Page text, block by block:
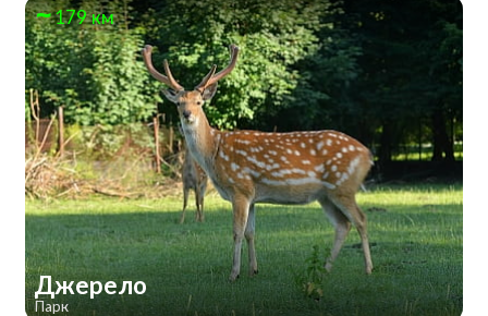
179 км
Джерело
Парк